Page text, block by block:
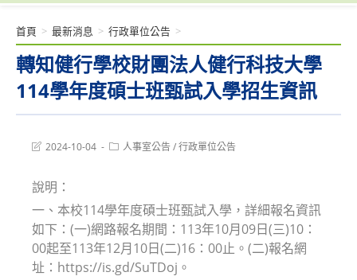
轉知健行學校財團法人健行科技大學
114學年度碩士班甄試入學招生資訊
首頁 > 最新消息 > 行政單位公告 >
Post2024-10-04
Post人事室公告/行政單位公告
說明：
一、本校114學年度碩士班甄試入學，詳細報名資訊
如下：(一)網路報名期間：113年10月09日(三)10：
00起至113年12月10日(二)16：00止。(二)報名網
址：https://is.gd/SuTDoj。